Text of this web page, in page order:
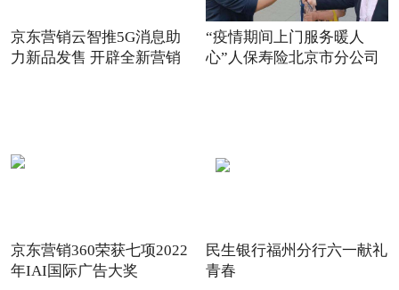
京东营销云智推5G消息助
力新品发售 开辟全新营销
“疫情期间上门服务暖人
心”人保寿险北京市分公司
京东营销360荣获七项2022
年IAI国际广告大奖
民生银行福州分行六一献礼
青春